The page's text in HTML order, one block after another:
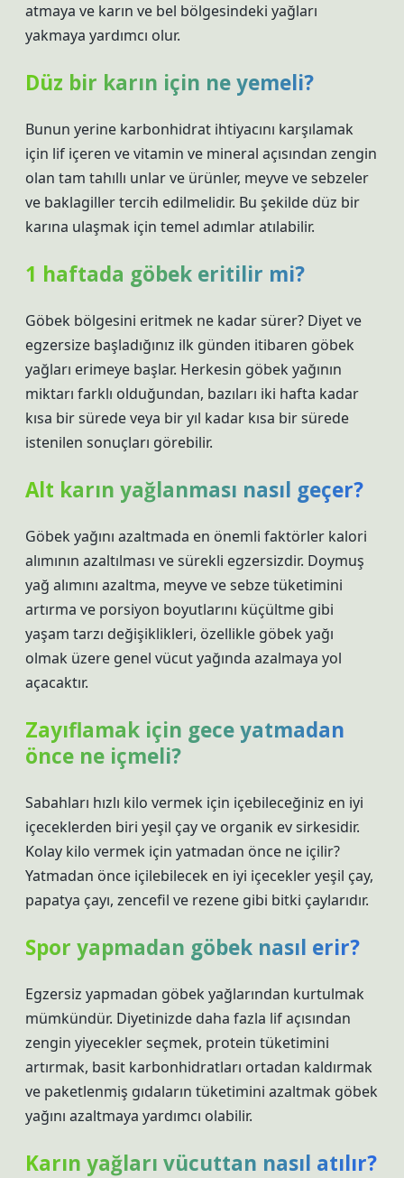
atmaya ve karın ve bel bölgesindeki yağları
yakmaya yardımcı olur.
Düz bir karın için ne yemeli?
Bunun yerine karbonhidrat ihtiyacını karşılamak
için lif içeren ve vitamin ve mineral açısından zengin
olan tam tahıllı unlar ve ürünler, meyve ve sebzeler
ve baklagiller tercih edilmelidir. Bu şekilde düz bir
karına ulaşmak için temel adımlar atılabilir.
1 haftada göbek eritilir mi?
Göbek bölgesini eritmek ne kadar sürer? Diyet ve
egzersize başladığınız ilk günden itibaren göbek
yağları erimeye başlar. Herkesin göbek yağının
miktarı farklı olduğundan, bazıları iki hafta kadar
kısa bir sürede veya bir yıl kadar kısa bir sürede
istenilen sonuçları görebilir.
Alt karın yağlanması nasıl geçer?
Göbek yağını azaltmada en önemli faktörler kalori
alımının azaltılması ve sürekli egzersizdir. Doymuş
yağ alımını azaltma, meyve ve sebze tüketimini
artırma ve porsiyon boyutlarını küçültme gibi
yaşam tarzı değişiklikleri, özellikle göbek yağı
olmak üzere genel vücut yağında azalmaya yol
açacaktır.
Zayıflamak için gece yatmadan
önce ne içmeli?
Sabahları hızlı kilo vermek için içebileceğiniz en iyi
içeceklerden biri yeşil çay ve organik ev sirkesidir.
Kolay kilo vermek için yatmadan önce ne içilir?
Yatmadan önce içilebilecek en iyi içecekler yeşil çay,
papatya çayı, zencefil ve rezene gibi bitki çaylarıdır.
Spor yapmadan göbek nasıl erir?
Egzersiz yapmadan göbek yağlarından kurtulmak
mümkündür. Diyetinizde daha fazla lif açısından
zengin yiyecekler seçmek, protein tüketimini
artırmak, basit karbonhidratları ortadan kaldırmak
ve paketlenmiş gıdaların tüketimini azaltmak göbek
yağını azaltmaya yardımcı olabilir.
Karın yağları vücuttan nasıl atılır?